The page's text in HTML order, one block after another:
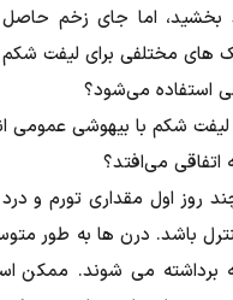
بخشید، اما جای زخم
های مختلفی برای لیفت شکم
استفاده می‌شود؟
شکم با بیهوشی عمومی
می‌افتد؟
روز اول مقداری تورم و
باشد.
ممکن